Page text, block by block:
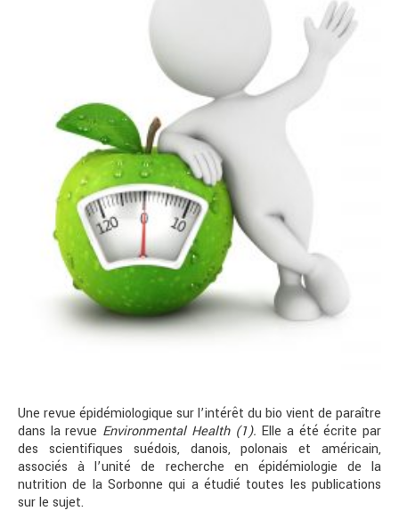
Une revue épidémiologique sur l’intérêt du bio vient de paraître
dans la revue Environmental Health (1). Elle a été écrite par
des scientifiques suédois, danois, polonais et américain,
associés à l’unité de recherche en épidémiologie de la
nutrition de la Sorbonne qui a étudié toutes les publications
sur le sujet.